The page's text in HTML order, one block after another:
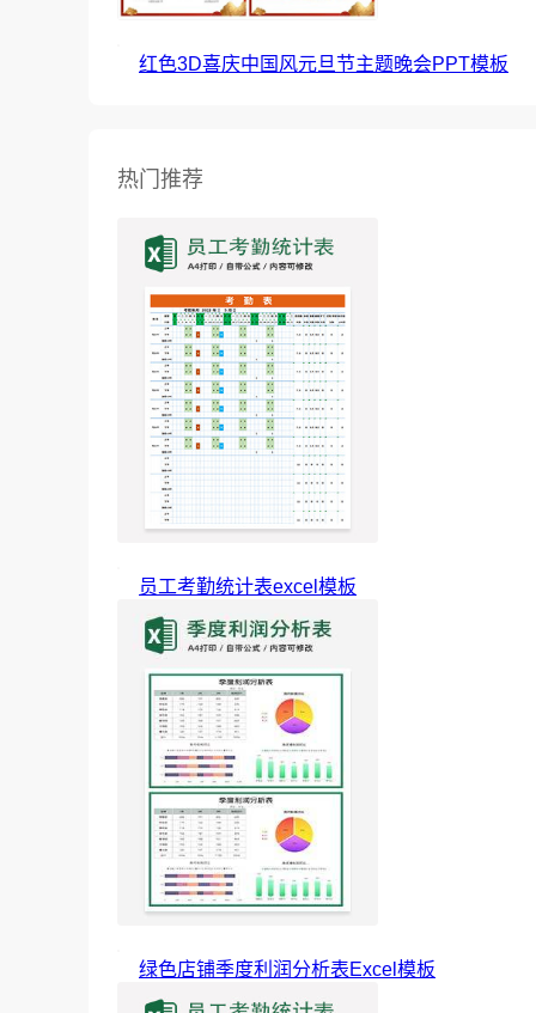
红色3D喜庆中国风元旦节主题晚会PPT模板
热门推荐
员工考勤统计表excel模板
绿色店铺季度利润分析表Excel模板